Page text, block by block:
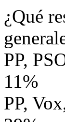
¿Qué
PP,
11%
PP,